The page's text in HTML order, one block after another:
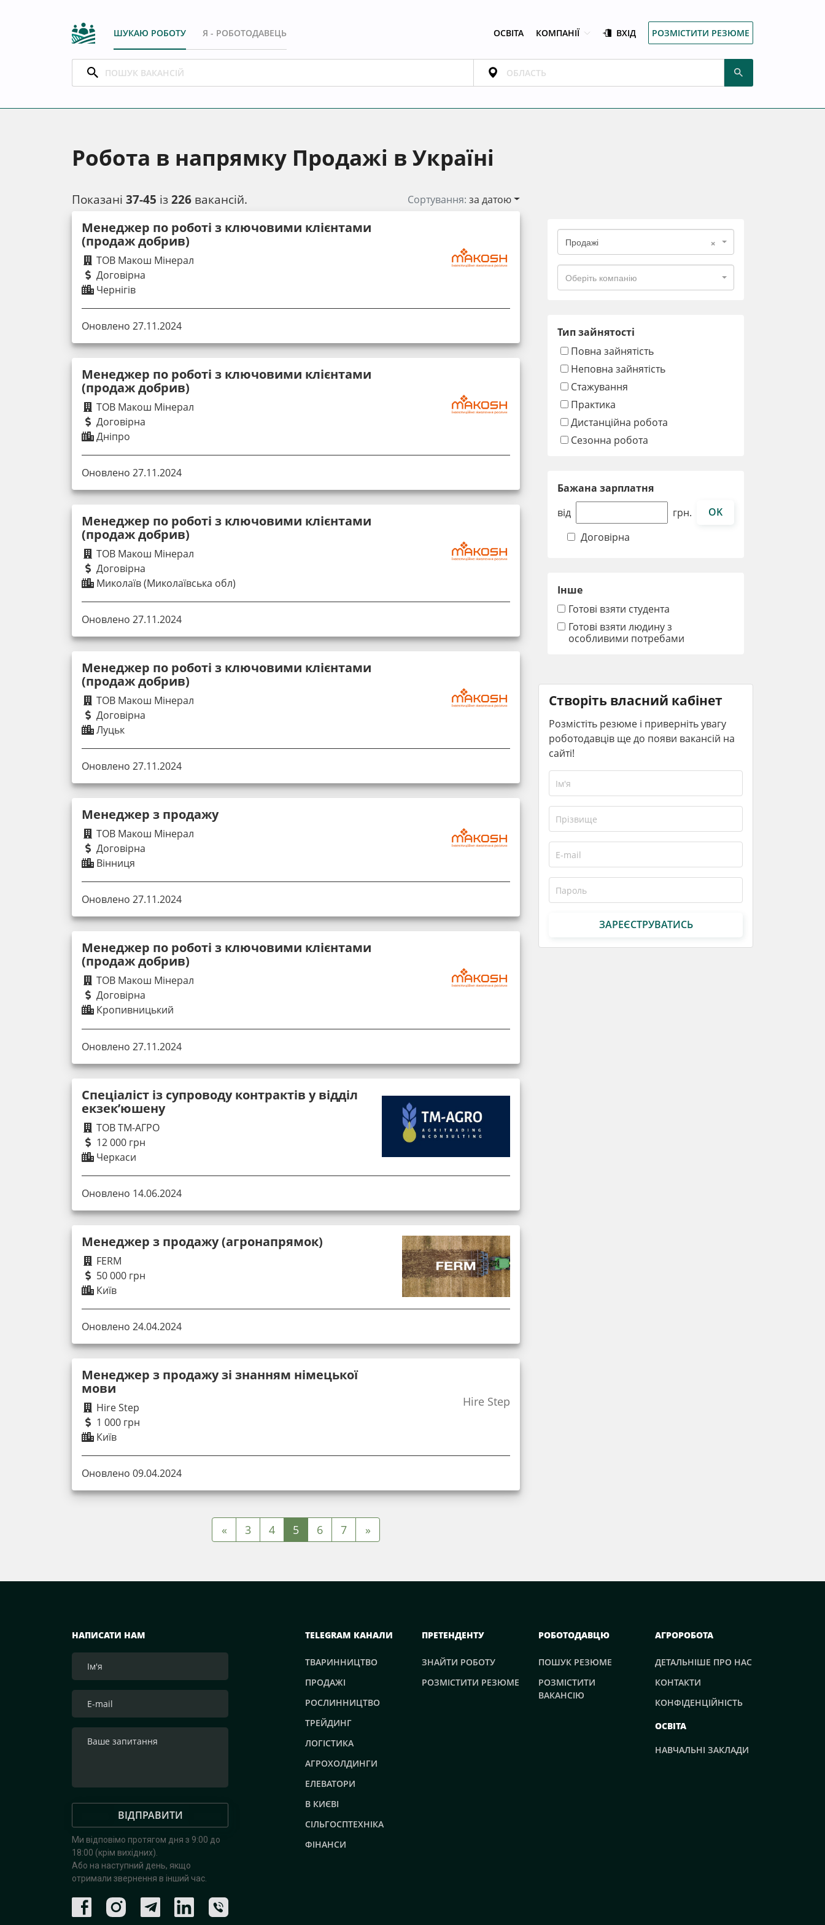
ШУКАЮ РОБОТУ Я - РОБОТОДАВЕЦЬ ОСВІТА КОМПАНІЇ ВХІД РОЗМІСТИТИ РЕЗЮМЕ
Робота в напрямку Продажі в Україні
Показані 37-45 із226 вакансій. Сортування:за датою
Менеджер по роботі з ключовими клієнтами
(продаж добрив)
ТОВ Макош Мінерал
Договірна
Чернігів
Оновлено 27.11.2024
Менеджер по роботі з ключовими клієнтами
(продаж добрив)
ТОВ Макош Мінерал
Договірна
Дніпро
Оновлено 27.11.2024
Менеджер по роботі з ключовими клієнтами
(продаж добрив)
ТОВ Макош Мінерал
Договірна
Миколаїв (Миколаївська обл)
Оновлено 27.11.2024
Менеджер по роботі з ключовими клієнтами
(продаж добрив)
ТОВ Макош Мінерал
Договірна
Луцьк
Оновлено 27.11.2024
Менеджер з продажу
ТОВ Макош Мінерал
Договірна
Вінниця
Оновлено 27.11.2024
Менеджер по роботі з ключовими клієнтами
(продаж добрив)
ТОВ Макош Мінерал
Договірна
Кропивницький
Оновлено 27.11.2024
Cпеціаліст із супроводу контрактів у відділ
екзекʼюшену
ТОВ ТМ-АГРО
12 000 грн
Черкаси
Оновлено 14.06.2024
Менеджер з продажу (агронапрямок)
FERM
50 000 грн
Київ
Оновлено 24.04.2024
Менеджер з продажу зі знанням німецької
мови
Hire Step
1 000 грн
Київ
Hire Step
Оновлено 09.04.2024
« 3 4 5 6 7 »
×
Продажі
Оберіть компанію
Тип зайнятості
Повна зайнятість
Неповна зайнятість
Стажування
Практика
Дистанційна робота
Сезонна робота
Бажана зарплатня
від
грн.
OK
Договірна
Інше
Готові взяти студента
Готові взяти людину з
особливими потребами
Створіть власний кабінет
Розмістіть резюме і приверніть увагу
роботодавців ще до появи вакансій на
сайті!
ЗАРЕЄСТРУВАТИСЬ
НАПИСАТИ НАМ
ВІДПРАВИТИ
Ми відповімо протягом дня з 9:00 до
18:00 (крім вихідних).
Або на наступний день, якщо
отримали звернення в інший час.
TELEGRAM КАНАЛИ
ТВАРИННИЦТВО
ПРОДАЖІ
РОСЛИННИЦТВО
ТРЕЙДИНГ
ЛОГІСТИКА
АГРОХОЛДИНГИ
ЕЛЕВАТОРИ
В КИЄВІ
СІЛЬГОСПТЕХНІКА
ФІНАНСИ
ПРЕТЕНДЕНТУ
ЗНАЙТИ РОБОТУ
РОЗМІСТИТИ РЕЗЮМЕ
РОБОТОДАВЦЮ
ПОШУК РЕЗЮМЕ
РОЗМІСТИТИ
ВАКАНСІЮ
АГРОРОБОТА
ДЕТАЛЬНІШЕ ПРО НАС
КОНТАКТИ
КОНФІДЕНЦІЙНІСТЬ
ОСВІТА
НАВЧАЛЬНІ ЗАКЛАДИ